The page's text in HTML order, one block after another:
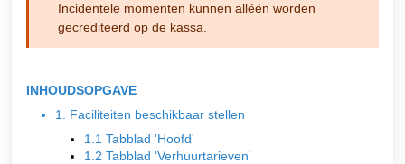
Incidentele momenten kunnen alléén worden
gecrediteerd op de kassa.
INHOUDSOPGAVE
1. Faciliteiten beschikbaar stellen
1.1 Tabblad 'Hoofd'
1.2 Tabblad ‘Verhuurtarieven’